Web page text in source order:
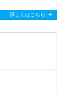
詳しくはこちら arrow_forward